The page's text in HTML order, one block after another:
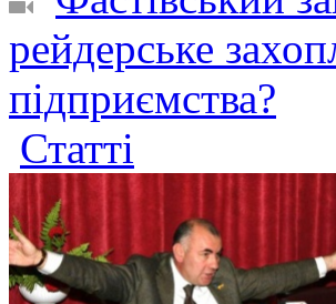
рейдерське
підприємства?
Статті